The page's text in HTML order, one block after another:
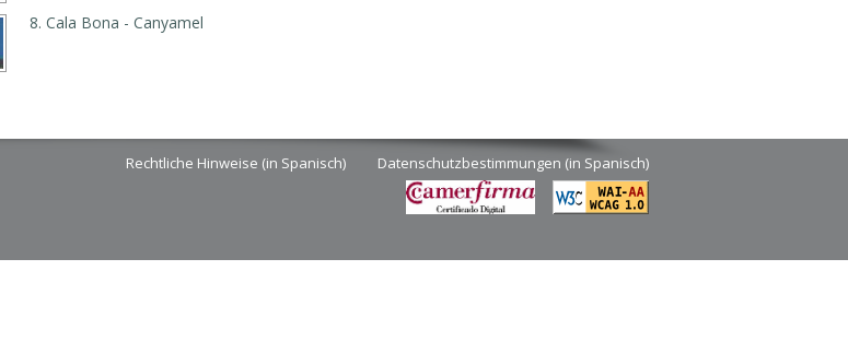
8. Cala Bona - Canyamel
Rechtliche Hinweise (in Spanisch) Datenschutzbestimmungen (in Spanisch)